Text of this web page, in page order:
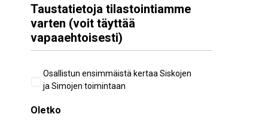
Taustatietoja tilastointiamme
varten (voit täyttää
vapaaehtoisesti)
Aiempi
osallistuminen
Osallistun ensimmäistä kertaa Siskojen
ja Simojen toimintaan
Oletko